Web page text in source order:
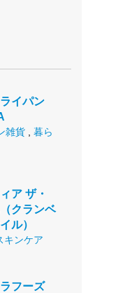
イパン
雑貨
暮ら
ア ザ・
クランベ
ル）
キンケア
フーズ